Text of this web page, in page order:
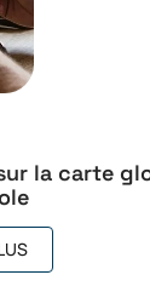
la carte